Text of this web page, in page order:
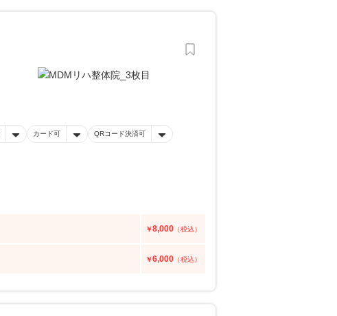
カード可 QRコード決済可
￥8,000 （税込）
￥6,000 （税込）